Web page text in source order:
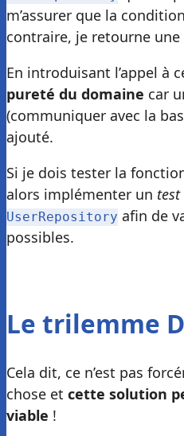
m’assurer que la
contraire, je retourne une
En introduisant l’appel à
pureté du domaine car
(communiquer avec la
ajouté.
Si je dois tester la
alors implémenter un
UserRepository afin de
possibles.
Le trilemme
Cela dit, ce n’est pas
chose et cette solution
viable !